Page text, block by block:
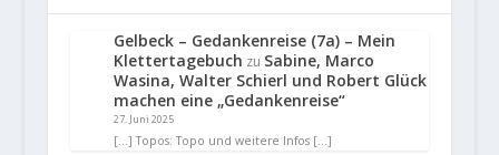
Gelbeck – Gedankenreise (7a) – Mein
Klettertagebuch zu Sabine, Marco
Wasina, Walter Schierl und Robert Glück
machen eine „Gedankenreise“
27. Juni 2025
[…] Topos: Topo und weitere Infos […]